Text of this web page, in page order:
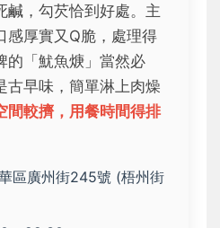
鹹，勾芡恰到好處。主
感厚實又Q脆，處理得
的「魷魚焿」當然必
古早味，簡單淋上肉燥
間較擠，用餐時間得排
區廣州街245號 (梧州街